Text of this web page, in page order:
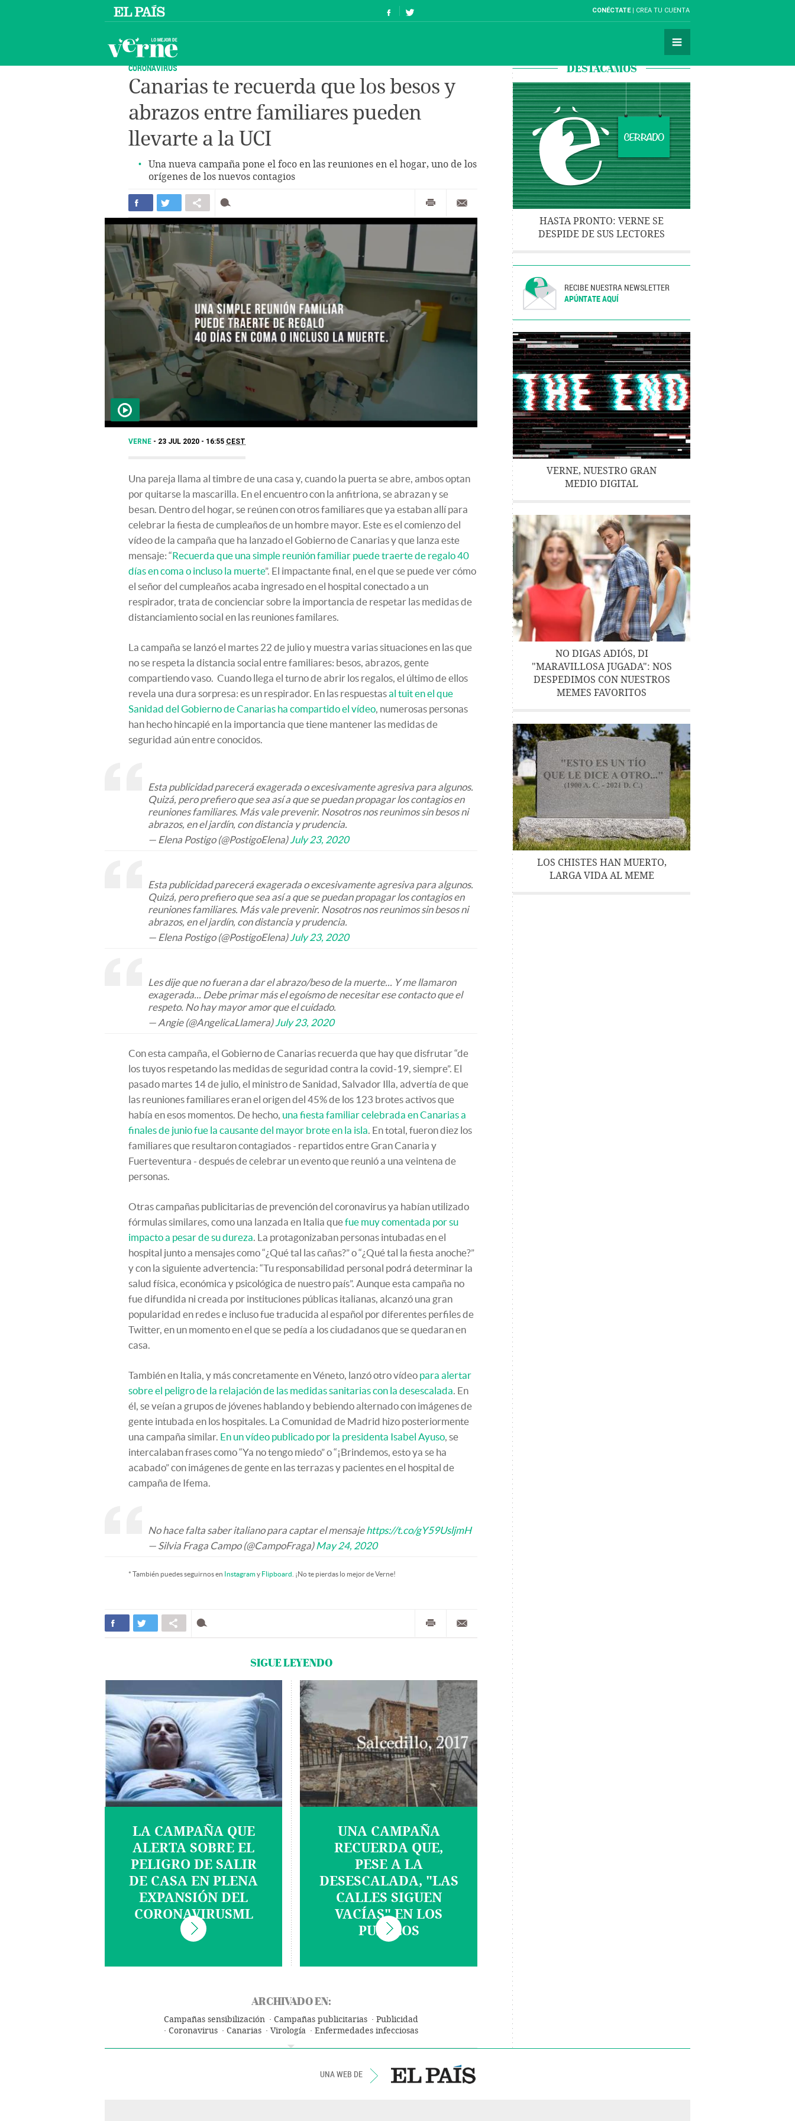
CONÉCTATE CREA TU CUENTA
CORONAVIRUS
Canarias te recuerda que los besos y
abrazos entre familiares pueden
llevarte a la UCI
Una nueva campaña pone el foco en las reuniones en el hogar, uno de los
orígenes de los nuevos contagios
VERNE 23 JUL 2020 - 16:55 CEST
Una pareja llama al timbre de una casa y, cuando la puerta se abre, ambos optan
por quitarse la mascarilla. En el encuentro con la anfitriona, se abrazan y se
besan. Dentro del hogar, se reúnen con otros familiares que ya estaban allí para
celebrar la fiesta de cumpleaños de un hombre mayor. Este es el comienzo del
vídeo de la campaña que ha lanzado el Gobierno de Canarias y que lanza este
mensaje: “Recuerda que una simple reunión familiar puede traerte de regalo 40
días en coma o incluso la muerte”. El impactante final, en el que se puede ver cómo
el señor del cumpleaños acaba ingresado en el hospital conectado a un
respirador, trata de concienciar sobre la importancia de respetar las medidas de
distanciamiento social en las reuniones familares.
La campaña se lanzó el martes 22 de julio y muestra varias situaciones en las que
no se respeta la distancia social entre familiares: besos, abrazos, gente
compartiendo vaso. Cuando llega el turno de abrir los regalos, el último de ellos
revela una dura sorpresa: es un respirador. En las respuestasal tuit en el que
Sanidad del Gobierno de Canarias ha compartido el vídeo, numerosas personas
han hecho hincapié en la importancia que tiene mantener las medidas de
seguridad aún entre conocidos.
Esta publicidad parecerá exagerada o excesivamente agresiva para algunos.
Quizá, pero prefiero que sea así a que se puedan propagar los contagios en
reuniones familiares. Más vale prevenir. Nosotros nos reunimos sin besos ni
abrazos, en el jardín, con distancia y prudencia.
— Elena Postigo (@PostigoElena)July 23, 2020
Esta publicidad parecerá exagerada o excesivamente agresiva para algunos.
Quizá, pero prefiero que sea así a que se puedan propagar los contagios en
reuniones familiares. Más vale prevenir. Nosotros nos reunimos sin besos ni
abrazos, en el jardín, con distancia y prudencia.
— Elena Postigo (@PostigoElena)July 23, 2020
Les dije que no fueran a dar el abrazo/beso de la muerte... Y me llamaron
exagerada... Debe primar más el egoísmo de necesitar ese contacto que el
respeto. No hay mayor amor que el cuidado.
— Angie (@AngelicaLlamera)July 23, 2020
Con esta campaña, el Gobierno de Canarias recuerda que hay que disfrutar “de
los tuyos respetando las medidas de seguridad contra la covid-19, siempre”. El
pasado martes 14 de julio, el ministro de Sanidad, Salvador Illa, advertía de que
las reuniones familiares eran el origen del 45% de los 123 brotes activos que
había en esos momentos. De hecho, una fiesta familiar celebrada en Canarias a
finales de junio fue la causante del mayor brote en la isla. En total, fueron diez los
familiares que resultaron contagiados - repartidos entre Gran Canaria y
Fuerteventura - después de celebrar un evento que reunió a una veintena de
personas.
Otras campañas publicitarias de prevención del coronavirus ya habían utilizado
fórmulas similares, como una lanzada en Italia quefue muy comentada por su
impacto a pesar de su dureza. La protagonizaban personas intubadas en el
hospital junto a mensajes como “¿Qué tal las cañas?” o “¿Qué tal la fiesta anoche?”
y con la siguiente advertencia: “Tu responsabilidad personal podrá determinar la
salud física, económica y psicológica de nuestro país”. Aunque esta campaña no
fue difundida ni creada por instituciones públicas italianas, alcanzó una gran
popularidad en redes e incluso fue traducida al español por diferentes perfiles de
Twitter, en un momento en el que se pedía a los ciudadanos que se quedaran en
casa.
También en Italia, y más concretamente en Véneto, lanzó otro vídeo para alertar
sobre el peligro de la relajación de las medidas sanitarias con la desescalada. En
él, se veían a grupos de jóvenes hablando y bebiendo alternado con imágenes de
gente intubada en los hospitales. La Comunidad de Madrid hizo posteriormente
una campaña similar. En un vídeo publicado por la presidenta Isabel Ayuso, se
intercalaban frases como “Ya no tengo miedo” o “¡Brindemos, esto ya se ha
acabado” con imágenes de gente en las terrazas y pacientes en el hospital de
campaña de Ifema.
No hace falta saber italiano para captar el mensajehttps://t.co/gY59UsljmH
— Silvia Fraga Campo (@CampoFraga)May 24, 2020
* También puedes seguirnos en Instagramy Flipboard . ¡No te pierdas lo mejor de Verne!
SIGUE LEYENDO
LA CAMPAÑA QUE
ALERTA SOBRE EL
PELIGRO DE SALIR
DE CASA EN PLENA
EXPANSIÓN DEL
CORONAVIRUSML
UNA CAMPAÑA
RECUERDA QUE,
PESE A LA
DESESCALADA, "LAS
CALLES SIGUEN
VACÍAS" EN LOS
PUEBLOS
ARCHIVADO EN:
Campañas sensibilización Campañas publicitarias
Publicidad
Coronavirus
Canarias Virología
Enfermedades infecciosas
DESTACAMOS
HASTA PRONTO: VERNE SE
DESPIDE DE SUS LECTORES
RECIBE NUESTRA NEWSLETTER
APÚNTATE AQUÍ
VERNE, NUESTRO GRAN
MEDIO DIGITAL
NO DIGAS ADIÓS, DI
"MARAVILLOSA JUGADA": NOS
DESPEDIMOS CON NUESTROS
MEMES FAVORITOS
LOS CHISTES HAN MUERTO,
LARGA VIDA AL MEME
UNA WEB DE